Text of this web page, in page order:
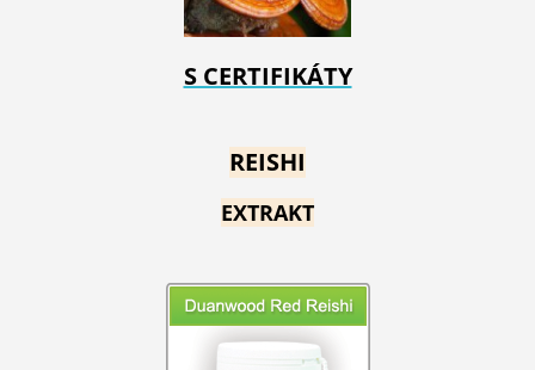
S CERTIFIKÁTY
REISHI
EXTRAKT